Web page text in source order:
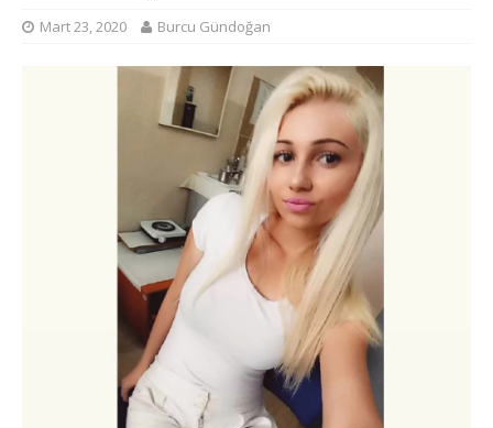
Mart 23, 2020 Burcu Gündoğan